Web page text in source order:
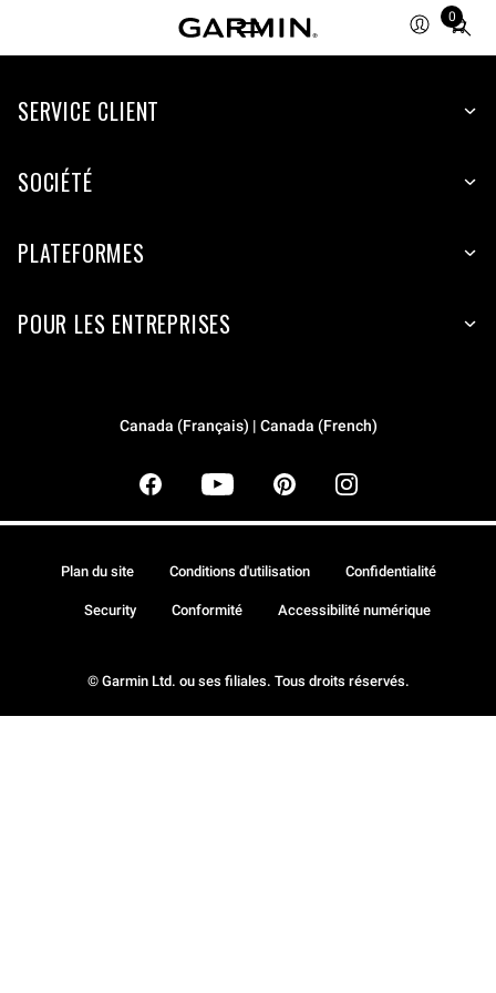
0
Total
items
cart:
SERVICE CLIENT
SOCIÉTÉ
PLATEFORMES
POUR LES ENTREPRISES
Canada (Français) | Canada (French)
© Garmin Ltd. ou ses filiales. Tous droits réservés.
Plan du site Conditions d'utilisation Confidentialité
Security Conformité Accessibilité numérique